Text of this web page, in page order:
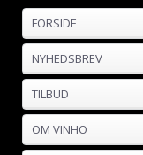
FORSIDE
NYHEDSBREV
TILBUD
OM VINHO